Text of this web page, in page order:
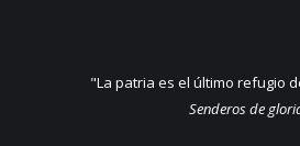
"La patria es el último refugio
Senderos de